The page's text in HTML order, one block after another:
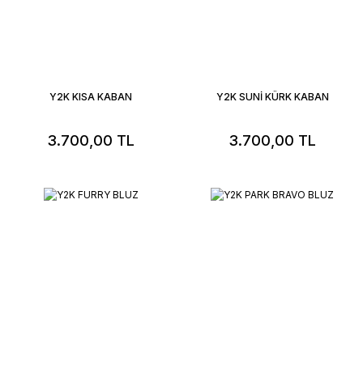
Y2K KISA KABAN
3.700,00 TL
Y2K SUNİ KÜRK KABAN
3.700,00 TL